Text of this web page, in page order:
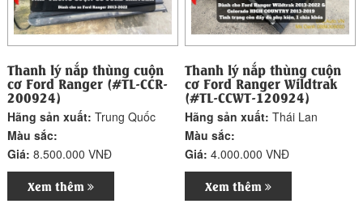
Thanh lý nắp thùng cuộn
cơ Ford Ranger (#TL-CCR-
200924)
Hãng sản xuất:Trung Quốc
Màu sắc:
Giá:8.500.000 VNĐ
Xem thêm
Thanh lý nắp thùng cuộn
cơ Ford Ranger Wildtrak
(#TL-CCWT-120924)
Hãng sản xuất:Thái Lan
Màu sắc:
Giá:4.000.000 VNĐ
Xem thêm